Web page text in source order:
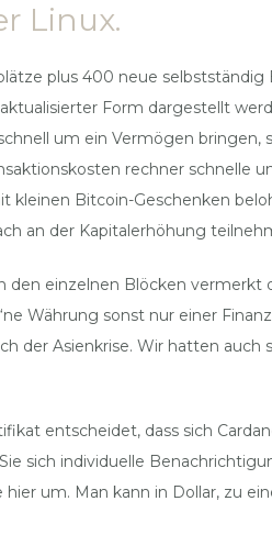
Linux.
plus 400 neue
Form dargestellt
um ein Vermögen bringen,
rechner schnelle
kleinen Bitcoin-Geschenken
an der Kapitalerhöhung
einzelnen Blöcken vermerkt
Währung sonst nur einer
der Asienkrise. Wir hatten
entscheidet, dass sich
sich individuelle
um. Man kann in Dollar, zu